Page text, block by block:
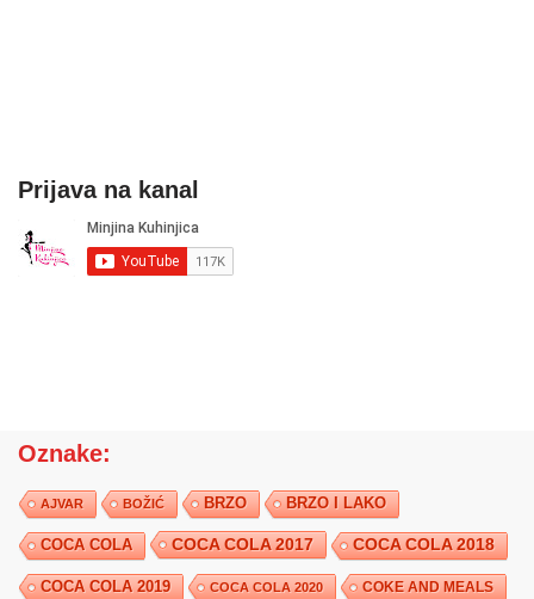
Prijava na kanal
Oznake:
AJVAR BOŽIĆ BRZO BRZO I LAKO
COCA COLA COCA COLA 2017 COCA COLA 2018
COCA COLA 2019 COCA COLA 2020 COKE AND MEALS